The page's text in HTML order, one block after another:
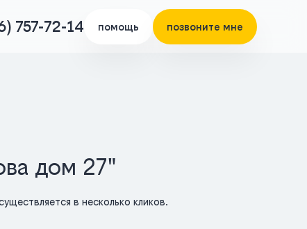
757-72-14 помощь позвоните мне
дом 27"
в несколько кликов.